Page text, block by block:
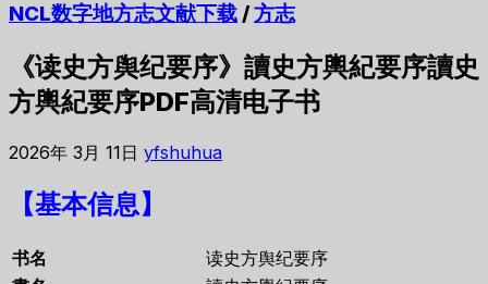
NCL数字地方志文献下载/方志
《读史方舆纪要序》讀史方輿紀要序讀史
方輿紀要序PDF高清电子书
2026年 3月 11日 yfshuhua
【基本信息】
书名
读史方舆纪要序